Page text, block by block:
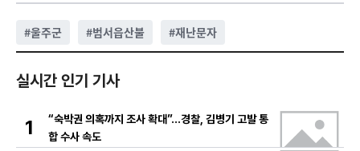
#울주군 #범서읍산불 #재난문자
실시간 인기 기사
1
“숙박권 의혹까지 조사 확대”…경찰, 김병기 고발 통
합 수사 속도